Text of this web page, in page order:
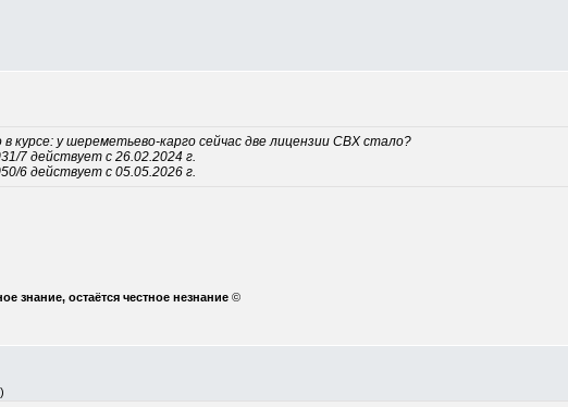
курсе: у шереметьево-карго сейчас две лицензии СВХ стало?
7 действует с 26.02.2024 г.
6 действует с 05.05.2026 г.
знание, остаётся честное незнание ©
)